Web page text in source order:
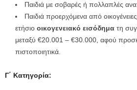
Παιδιά με σοβαρές ή πολλαπλές
Παιδιά προερχόμενα από
ετήσιο οικογενειακό εισόδημα τη
μεταξύ €20.001 – €30.000, αφού
πιστοποιητικά.
Γ΄ Κατηγορία: